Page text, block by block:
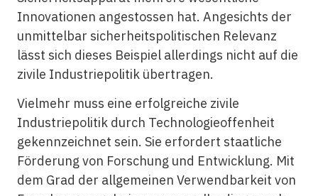
Innovationen angestossen hat. Angesichts der
unmittelbar sicherheitspolitischen Relevanz
lässt sich dieses Beispiel allerdings nicht auf die
zivile Industriepolitik übertragen.
Vielmehr muss eine erfolgreiche zivile
Industriepolitik durch Technologieoffenheit
gekennzeichnet sein. Sie erfordert staatliche
Förderung von Forschung und Entwicklung. Mit
dem Grad der allgemeinen Verwendbarkeit von